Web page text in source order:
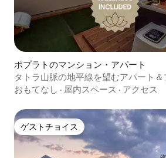
ポプラトのマンション・アパート
タトラ山脈の地平線を望むアパート＆
ネス体験
おもてなし · 屋内スペース · アクセス
ゲストチョイス
ゲストチョイス